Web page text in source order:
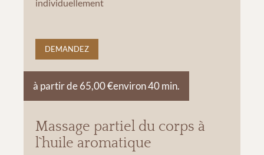
individuellement
DEMANDEZ
Massage partiel du corps à
l`huile aromatique
à partir de 65,00 €environ 40 min.